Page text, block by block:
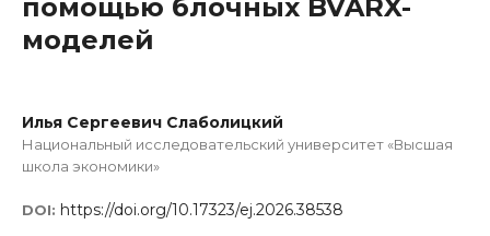
помощью блочных BVARX-
моделей
Илья Сергеевич Слаболицкий
Национальный исследовательский университет «Высшая
школа экономики»
DOI: https://doi.org/10.17323/ej.2026.38538